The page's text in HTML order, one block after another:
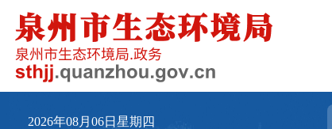
2026年08月06日星期四